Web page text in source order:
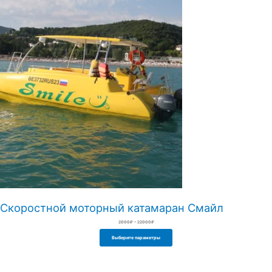
Скоростной моторный катамаран Смайл
2000₽–22000₽
Выберите параметры